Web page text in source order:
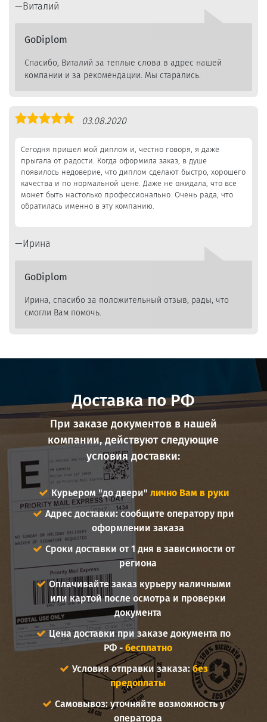
Виталий
GoDiplom
Спасибо, Виталий за теплые слова в адрес нашей
компании и за рекомендации. Мы старались.
Оценка
03.08.2020
Сегодня пришел мой диплом и, честно говоря, я даже
прыгала от радости. Когда оформила заказ, в душе
появилось недоверие, что диплом сделают быстро, хорошего
качества и по нормальной цене. Даже не ожидала, что все
может быть настолько профессионально. Очень рада, что
обратилась именно в эту компанию.
Ирина
GoDiplom
Ирина, спасибо за положительный отзыв, рады, что
смогли Вам помочь.
Доставка по РФ
При заказе документов в нашей
компании, действуют следующие
условия доставки:
Курьером "до двери" лично Вам в руки
Адрес доставки: сообщите оператору при
оформлении заказа
Сроки доставки от 1 дня в зависимости от
региона
Оплачивайте заказ курьеру наличными
или картой после осмотра и проверки
документа
Цена доставки при заказе документа по
РФ -бесплатно
Условия отправки заказа:без
предоплаты
Самовывоз: уточняйте возможность у
оператора